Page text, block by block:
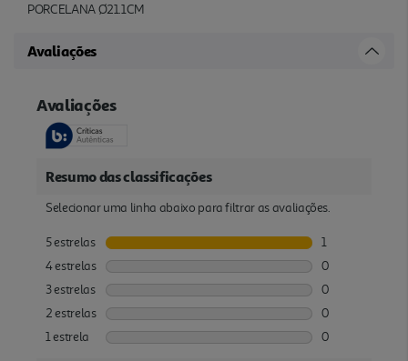
PORCELANA Ø21.1CM
Avaliações